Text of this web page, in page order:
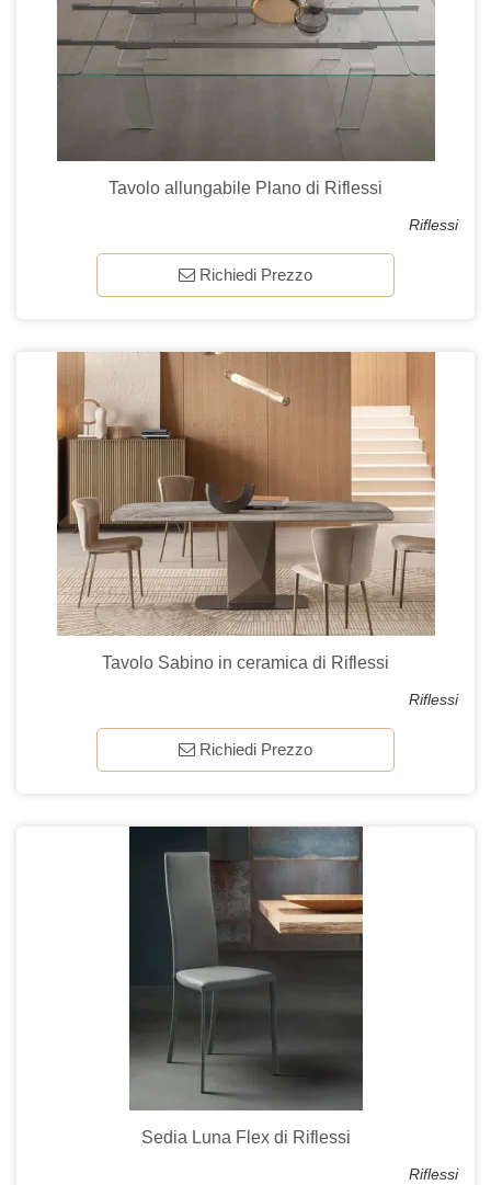
Tavolo allungabile Plano di Riflessi
Riflessi
Richiedi Prezzo
Tavolo Sabino in ceramica di Riflessi
Riflessi
Richiedi Prezzo
Sedia Luna Flex di Riflessi
Riflessi